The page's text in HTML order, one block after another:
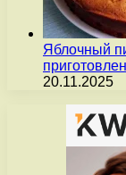
Яблочный
20.11.2025